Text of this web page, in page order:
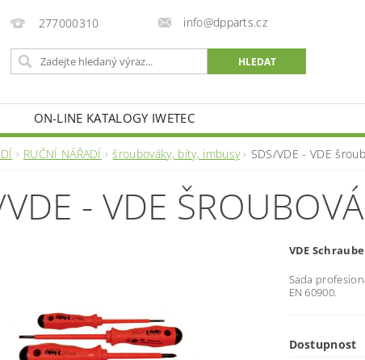
277000310 info@dpparts.cz
ON-LINE KATALOGY IWETEC
RUČNÍ NÁŘADÍ šroubováky, bity, imbusy SDS/VDE - VDE
- VDE
VDE
Sada
EN 60900.
Dostupnost